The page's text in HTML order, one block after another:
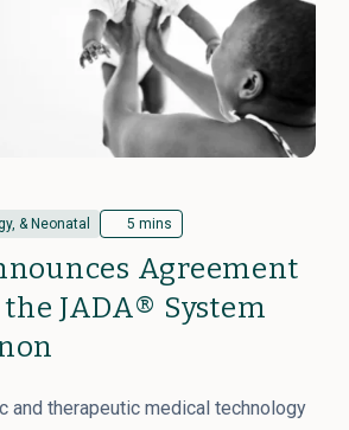
& Neonatal 5 mins
Agreement
JADA® System
and therapeutic medical technology